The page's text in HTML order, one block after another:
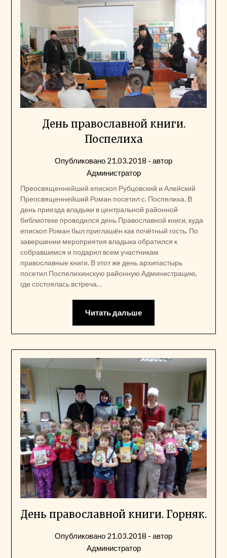
День православной книги.
Поспелиха
Опубликовано 21.03.2018 - автор
Администратор
Преосвященнейший епископ Рубцовский и Алейский
Преосвященнейший Роман посетил с. Поспелиха. В
день приезда владыки в центральной районной
библиотеке проводился день Православной книги, куда
епископ Роман был приглашён как почётный гость. По
завершении мероприятия владыка обратился к
собравшимся и подарил всем участникам
православные книги. В этот же день архипастырь
посетил Поспелихинскую районную Администрацию,
где состоялась встреча…
Читать дальше
День православной книги. Горняк.
Опубликовано 21.03.2018 - автор
Администратор